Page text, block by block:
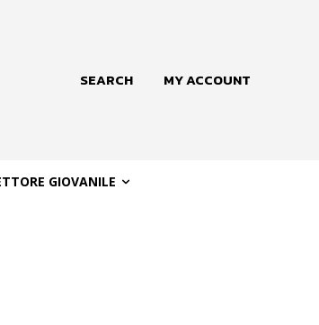
SEARCH MY ACCOUNT
GIOVANILE